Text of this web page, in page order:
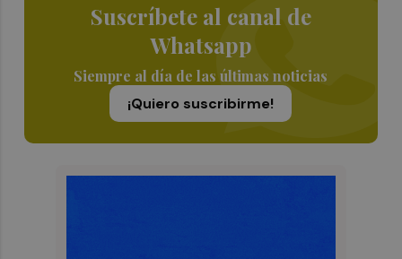
Suscríbete al canal de
Whatsapp
Siempre al día de las últimas noticias
¡Quiero suscribirme!